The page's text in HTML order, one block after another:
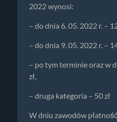
2022 wynosi:
– do dnia 6. 05. 2022 r. –
– do dnia 9. 05. 2022 r. –
– po tym terminie oraz w
zł,
– druga kategoria – 50 zł
W dniu zawodów